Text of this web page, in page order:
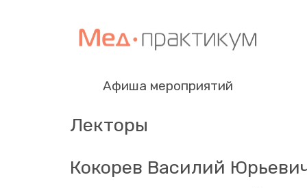
Афиша мероприятий
Лекторы
Кокорев Василий